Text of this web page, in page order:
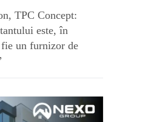
TPC Concept:
este, în
un furnizor de